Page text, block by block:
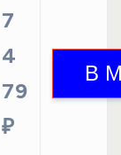
7
4
79
₽